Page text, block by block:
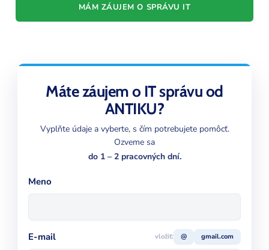
MÁM ZÁUJEM O SPRÁVU IT
Máte záujem o IT správu od
ANTIKU?
Vyplňte údaje a vyberte, s čím potrebujete pomôcť.
Ozveme sa
do 1 – 2 pracovných dní.
Meno
E-mail vložiť: @ gmail.com